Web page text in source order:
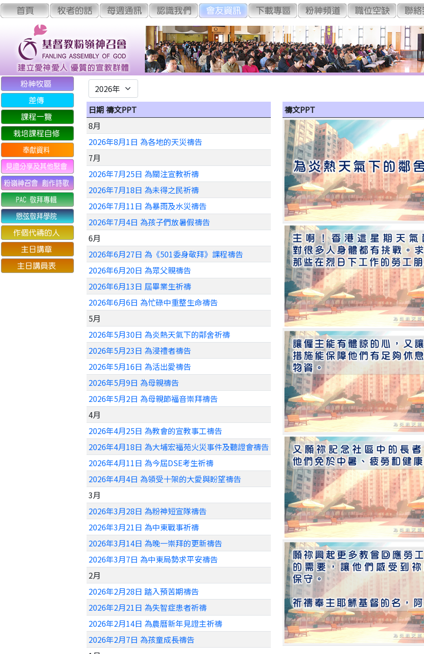
日期 禱文PPT
8月
2026年8月1日 為各地的天災禱告
7月
2026年7月25日 為關注宣教祈禱
2026年7月18日 為未得之民祈禱
2026年7月11日 為暴雨及水災禱告
2026年7月4日 為孩子們放暑假禱告
6月
2026年6月27日 為《501委身敬拜》課程禱告
2026年6月20日 為眾父親禱告
2026年6月13日 屆畢業生祈禱
2026年6月6日 為忙碌中重整生命禱告
5月
2026年5月30日 為炎熱天氣下的鄰舍祈禱
2026年5月23日 為浸禮者禱告
2026年5月16日 為活出愛禱告
2026年5月9日 為母親禱告
2026年5月2日 為母親節福音崇拜禱告
4月
2026年4月25日 為教會的宣教事工禱告
2026年4月18日 為大埔宏福苑火災事件及聽證會禱告
2026年4月11日 為今屆DSE考生祈禱
2026年4月4日 為領受十架的大愛與盼望禱告
3月
2026年3月28日 為粉神短宣隊禱告
2026年3月21日 為中東戰事祈禱
2026年3月14日 為晚一崇拜的更新禱告
2026年3月7日 為中東局勢求平安禱告
2月
2026年2月28日 踏入預苦期禱告
2026年2月21日 為失智症患者祈禱
2026年2月14日 為農曆新年見證主祈禱
2026年2月7日 為孩童成長禱告
禱文PPT